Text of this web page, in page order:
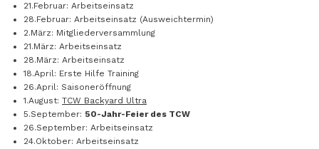
21.Februar: Arbeitseinsatz
28.Februar: Arbeitseinsatz (Ausweichtermin)
2.März: Mitgliederversammlung
21.März: Arbeitseinsatz
28.März: Arbeitseinsatz
18.April: Erste Hilfe Training
26.April: Saisoneröffnung
1.August: TCW Backyard Ultra
5.September: 50-Jahr-Feier des TCW
26.September: Arbeitseinsatz
24.Oktober: Arbeitseinsatz